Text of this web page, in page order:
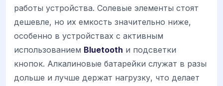
работы устройства. Солевые элементы стоят
дешевле, но их емкость значительно ниже,
особенно в устройствах с активным
использованием Bluetooth и подсветки
кнопок. Алкалиновые батарейки служат в разы
дольше и лучше держат нагрузку, что делает